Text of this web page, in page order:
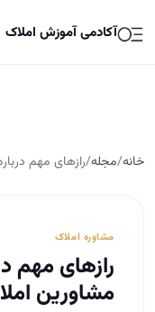
آکادمی آموزش املاک
خانه/مجله/رازهای مهم
مشاوره املاک
رازهای مهم
مشاورین